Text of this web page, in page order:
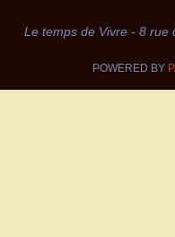
Le temps de Vivre - 8 rue
POWERED BY